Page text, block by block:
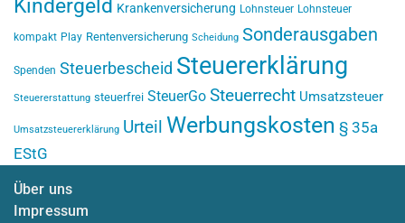
Kindergeld Krankenversicherung Lohnsteuer Lohnsteuer
kompakt Play Rentenversicherung Scheidung Sonderausgaben
Spenden Steuerbescheid Steuererklärung
Steuererstattung steuerfrei SteuerGo Steuerrecht Umsatzsteuer
Umsatzsteuererklärung Urteil Werbungskosten § 35a
EStG
Über uns
Impressum